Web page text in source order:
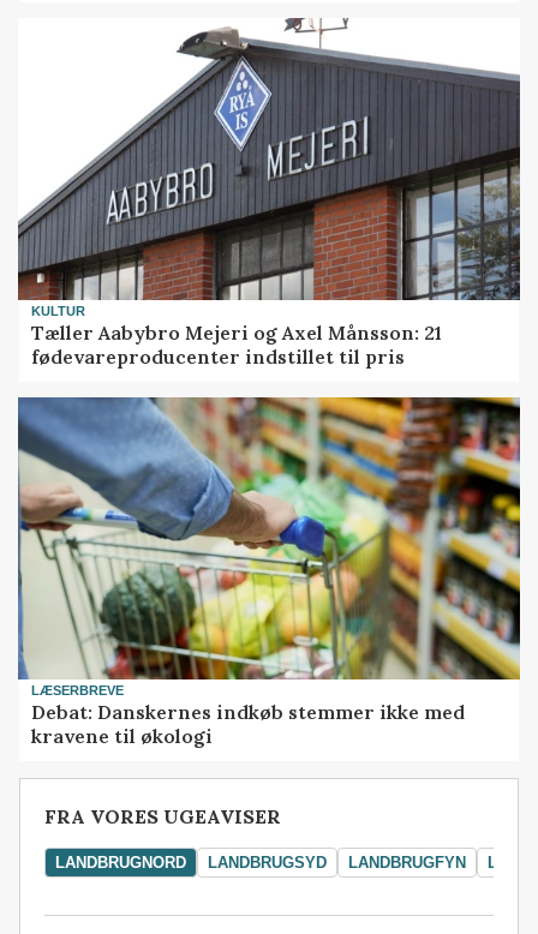
KULTUR
Tæller Aabybro Mejeri og Axel Månsson: 21
fødevareproducenter indstillet til pris
LÆSERBREVE
Debat: Danskernes indkøb stemmer ikke med
kravene til økologi
FRA VORES UGEAVISER
LANDBRUGNORD LANDBRUGSYD LANDBRUGFYN